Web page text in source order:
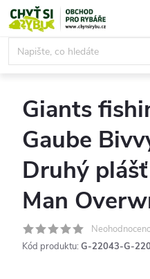
Přejít
na
obsah
Camping
Giants
Gaube
Druhý
Man
Kód produktu: G-22043-G-